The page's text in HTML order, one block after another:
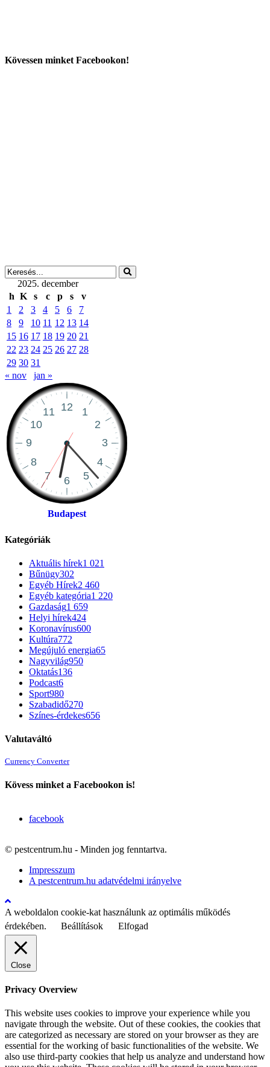
Kövessen minket Facebookon!
2025. december
h K s c p s
v
1
2 3 4 5 6
7
8
9 10 11 12 13 14
15 16 17 18 19 20 21
22 23 24 25 26 27 28
29 30 31
« nov
jan »
Budapest
Kategóriák
Aktuális hírek1 021
Bűnügy302
Egyéb Hírek2 460
Egyéb kategória1 220
Gazdaság1 659
Helyi hírek424
Koronavírus600
Kultúra772
Megújuló energia65
Nagyvilág950
Oktatás136
Podcast6
Sport980
Szabadidő270
Színes-érdekes656
Valutaváltó
Currency Converter
Kövess minket a Facebookon is!
facebook
© pestcentrum.hu - Minden jog fenntartva.
Impresszum
A pestcentrum.hu adatvédelmi irányelve
A weboldalon cookie-kat használunk az optimális működés
érdekében.
Beállítások Elfogad
Close
Privacy Overview
This website uses cookies to improve your experience while you
navigate through the website. Out of these cookies, the cookies that
are categorized as necessary are stored on your browser as they are
essential for the working of basic functionalities of the website. We
also use third-party cookies that help us analyze and understand how